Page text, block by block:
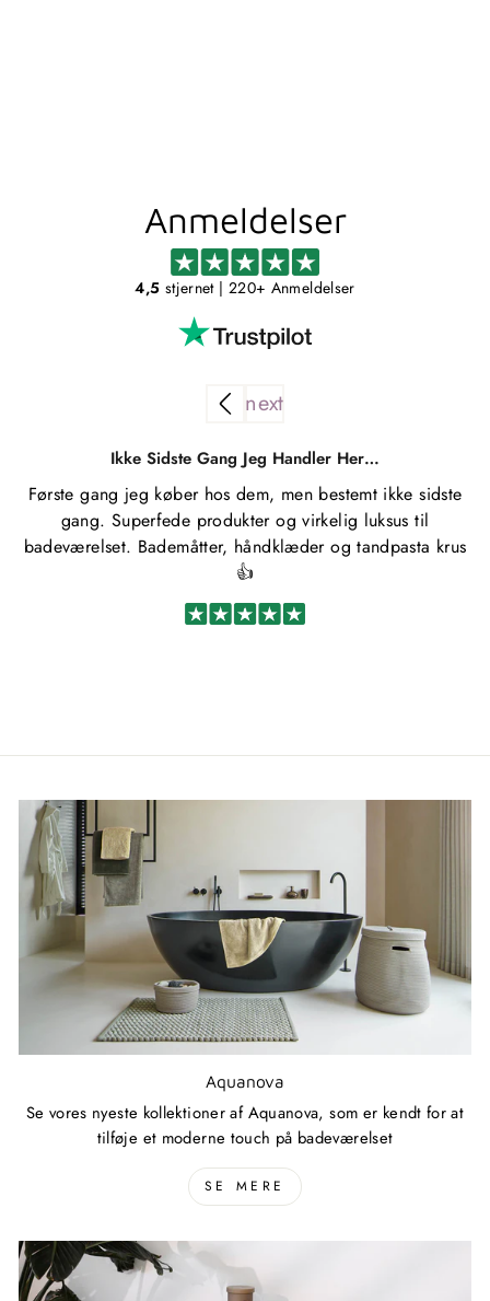
Anmeldelser
4,5 stjernet | 220+ Anmeldelser
Ikke Sidste Gang Jeg Handler Her…
Første gang jeg køber hos dem, men bestemt ikke sidste
gang. Superfede produkter og virkelig luksus til
badeværelset. Bademåtter, håndklæder og tandpasta krus
👍
Aquanova
Se vores nyeste kollektioner af Aquanova, som er kendt for at
tilføje et moderne touch på badeværelset
SE MERE